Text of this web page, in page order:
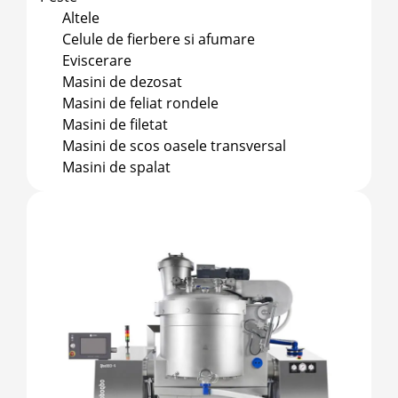
Altele
Celule de fierbere si afumare
Eviscerare
Masini de dezosat
Masini de feliat rondele
Masini de filetat
Masini de scos oasele transversal
Masini de spalat